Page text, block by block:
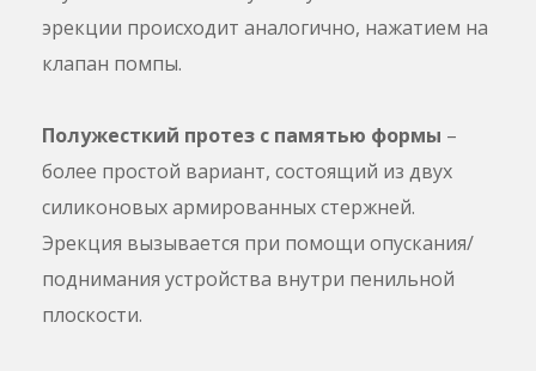
эрекции происходит аналогично, нажатием на
клапан помпы.
Полужесткий протез с памятью формы –
более простой вариант, состоящий из двух
силиконовых армированных стержней.
Эрекция вызывается при помощи опускания/
поднимания устройства внутри пенильной
плоскости.